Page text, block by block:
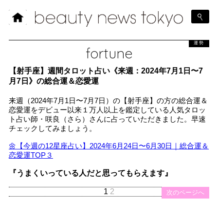
fortune
運勢
【射手座】週間タロット占い《来週：2024年7月1日〜7
月7日》の総合運＆恋愛運
来週（2024年7月1日〜7月7日）の【射手座】の方の総合運＆
恋愛運をデビュー以来１万人以上を鑑定している人気タロッ
ト占い師・咲良（さら）さんに占っていただきました。早速
チェックしてみましょう。
🌼【今週の12星座占い】2024年6月24日〜6月30日｜総合運＆
恋愛運TOP３
『うまくいっている人だと思ってもらえます』
次のページへ
1 2